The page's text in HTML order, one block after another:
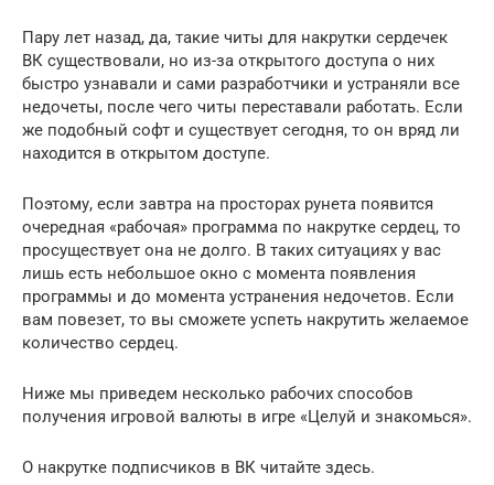
Пару лет назад, да, такие читы для накрутки сердечек
ВК существовали, но из-за открытого доступа о них
быстро узнавали и сами разработчики и устраняли все
недочеты, после чего читы переставали работать. Если
же подобный софт и существует сегодня, то он вряд ли
находится в открытом доступе.
Поэтому, если завтра на просторах рунета появится
очередная «рабочая» программа по накрутке сердец, то
просуществует она не долго. В таких ситуациях у вас
лишь есть небольшое окно с момента появления
программы и до момента устранения недочетов. Если
вам повезет, то вы сможете успеть накрутить желаемое
количество сердец.
Ниже мы приведем несколько рабочих способов
получения игровой валюты в игре «Целуй и знакомься».
О накрутке подписчиков в ВК читайте здесь.